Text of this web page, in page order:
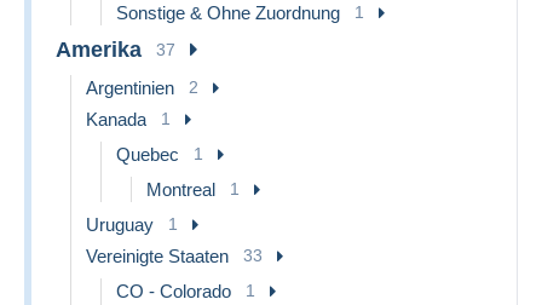
Sonstige & Ohne Zuordnung 1
Amerika 37
Argentinien 2
Kanada 1
Quebec 1
Montreal 1
Uruguay 1
Vereinigte Staaten 33
CO - Colorado 1